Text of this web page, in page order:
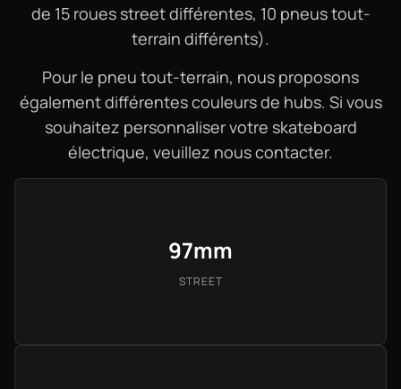
de 15 roues street différentes, 10 pneus tout-
terrain différents).
Pour le pneu tout-terrain, nous proposons
également différentes couleurs de hubs. Si vous
souhaitez personnaliser votre skateboard
électrique, veuillez nous contacter.
97mm
STREET